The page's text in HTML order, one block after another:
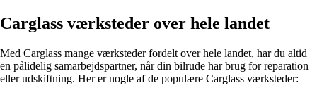
Carglass værksteder over hele landet
Med Carglass mange værksteder fordelt over hele landet, har du altid
en pålidelig samarbejdspartner, når din bilrude har brug for reparation
eller udskiftning. Her er nogle af de populære Carglass værksteder: